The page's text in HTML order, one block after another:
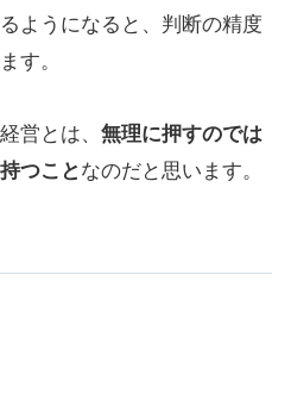
ようになると、判断の精度
す。
営とは、 無理に押すのでは
つこと なのだと思います。